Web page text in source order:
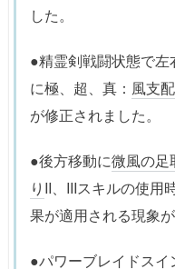
した。
●精霊剣戦闘状態で
に極、超、真： 風支配
が修正されました。
●後方移動に微風の足
り II、IIIスキルの使用
果が適用される現象
●パワーブレイドスイ